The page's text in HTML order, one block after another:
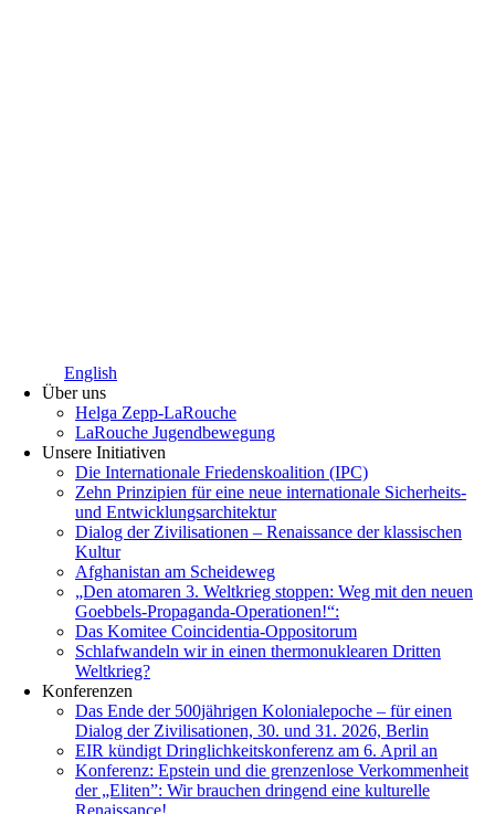
English
Über uns
Helga Zepp-LaRouche
LaRouche Jugendbewegung
Unsere Initiativen
Die Internationale Friedenskoalition (IPC)
­Zehn Prinzipien für eine neue internationale Sicherheits-
und Entwicklungsarchitektur
Dialog der Zivilisationen – Renaissance der klassischen
Kultur
Afghanistan am Scheideweg
„Den atomaren 3. Weltkrieg stoppen: Weg mit den neuen
Goebbels-Propaganda-Operationen!“:
Das Komitee Coincidentia-Oppositorum
Schlafwandeln wir in einen thermonuklearen Dritten
Weltkrieg?
Konferenzen
Das Ende der 500jährigen Kolonialepoche – für einen
Dialog der Zivilisationen, 30. und 31. 2026, Berlin
EIR kündigt Dringlichkeitskonferenz am 6. April an
Konferenz: Epstein und die grenzenlose Verkommenheit
der „Eliten”: Wir brauchen dringend eine kulturelle